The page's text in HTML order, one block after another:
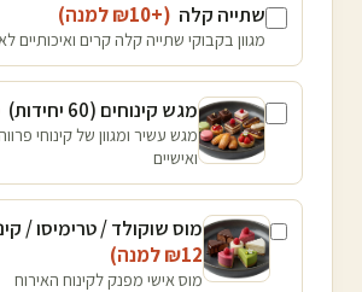
שתייה קלה (+₪
10 למנה)
מגוון בקבוקי שתייה קלה קרים ואיכותיים
מגש קינוחים (60 יחידות)
מגש עשיר ומגוון של קינוחי
ואישיים
מוס שוקולד / טרימיסו /
₪12 למנה)
מוס אישי מפנק לקינוח האירוח